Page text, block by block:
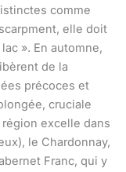
comme
elle doit
». En automne,
de la
précoces et
cruciale
excelle dans
le Chardonnay,
Franc, qui y